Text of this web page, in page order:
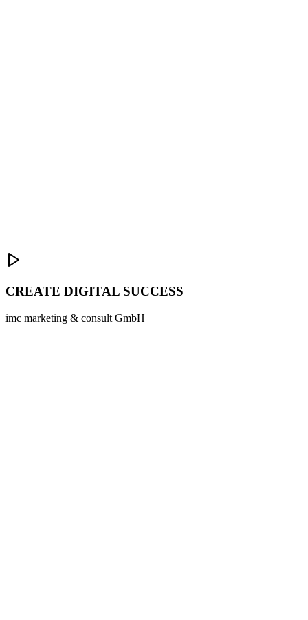
CREATE DIGITAL SUCCESS
imc marketing & consult GmbH